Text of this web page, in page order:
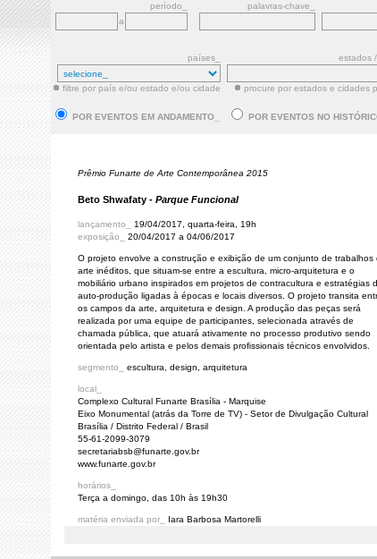
período_ palavras-chave_
a
países_ estados /
filtre por país e/ou estado e/ou cidade procure por estados e cidades
POR EVENTOS EM ANDAMENTO_ POR EVENTOS NO
Prêmio Funarte de Arte Contemporânea 2015
Beto Shwafaty - Parque Funcional
lançamento_ 19/04/2017, quarta-feira, 19h
exposição_ 20/04/2017 a 04/06/2017
O projeto envolve a construção e exibição de um conjunto de trabalhos
arte inéditos, que situam-se entre a escultura, micro-arquitetura e o
mobiliário urbano inspirados em projetos de contracultura e estratégias
auto-produção ligadas à épocas e locais diversos. O projeto transita
os campos da arte, arquitetura e design. A produção das peças será
realizada por uma equipe de participantes, selecionada através de
chamada pública, que atuará ativamente no processo produtivo sendo
orientada pelo artista e pelos demais proﬁssionais técnicos envolvidos.
segmento_ escultura, design, arquitetura
local_
Complexo Cultural Funarte Brasília - Marquise
Eixo Monumental (atrás da Torre de TV) - Setor de Divulgação Cultural
Brasília / Distrito Federal / Brasil
55-61-2099-3079
secretariabsb@funarte.gov.br
www.funarte.gov.br
horários_
Terça a domingo, das 10h às 19h30
matéria enviada por_ Iara Barbosa Martorelli